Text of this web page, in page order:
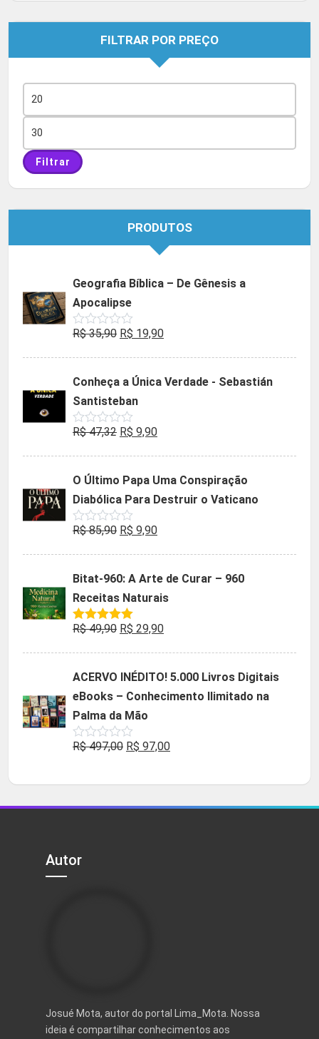
FILTRAR POR PREÇO
mínimo
máximo
Filtrar
PRODUTOS
Geografia Bíblica – De Gênesis a
Apocalipse
Avaliação
de
R$35,90 O
era:
R$ 35,90.
R$ 19,90O
é:
Conheça a Única Verdade - Sebastián
Santisteban
Avaliação
de
R$47,32 O
era:
R$ 47,32.
R$ 9,90O
é:
R$ 9,90.
O Último Papa Uma Conspiração
Diabólica Para Destruir o Vaticano
Avaliação
de
R$85,90 O
era:
R$ 85,90.
R$ 9,90O
é:
R$ 9,90.
Bitat-960: A Arte de Curar – 960
Receitas Naturais
Avaliação
R$49,90 O
era:
R$ 49,90.
R$ 29,90O
é:
R$ 29,90.
ACERVO INÉDITO! 5.000 Livros Digitais
eBooks – Conhecimento Ilimitado na
Palma da Mão
Avaliação
5
R$497,00 O
original
era:
R$ 97,00O
atual
é:
Autor
Josué Mota, autor do portal Lima_Mota. Nossa
ideia é compartilhar conhecimentos aos